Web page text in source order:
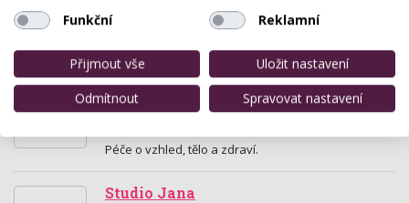
ceny. Péče o ženu i muže a to vše pod jednou
Estetické studio Vanessa-Brňáková
Denisa
Péče o vzhled, tělo a zdraví.
Studio Jana
Funkční
Reklamní
Přijmout vše
Uložit nastavení
Odmítnout
Spravovat nastavení